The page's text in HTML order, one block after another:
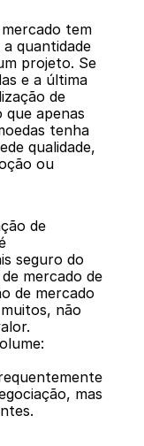
tem
quantidade
projeto. Se
e a última
de
que apenas
tenha
qualidade,
ou
de
seguro do
mercado de
de mercado
não
mas